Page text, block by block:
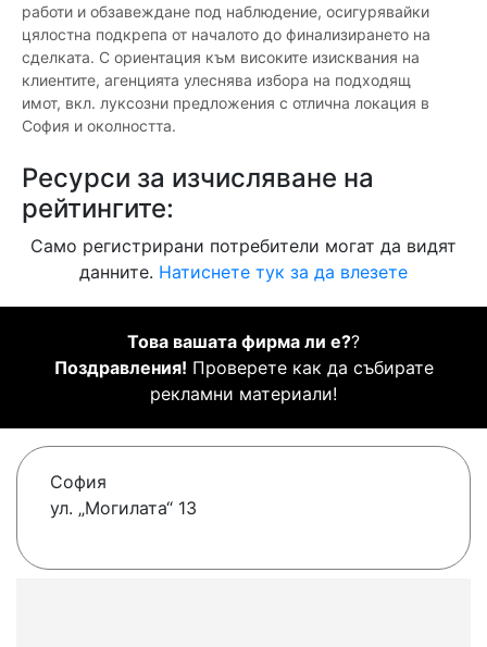
работи и обзавеждане под наблюдение, осигурявайки
цялостна подкрепа от началото до финализирането на
сделката. С ориентация към високите изисквания на
клиентите, агенцията улеснява избора на подходящ
имот, вкл. луксозни предложения с отлична локация в
София и околността.
Ресурси за изчисляване на
рейтингите:
Само регистрирани потребители могат да видят
данните. Натиснете тук за да влезете
Това вашата фирма ли е??
Поздравления! Проверете как да събирате
рекламни материали!
София
ул. „Могилата“ 13